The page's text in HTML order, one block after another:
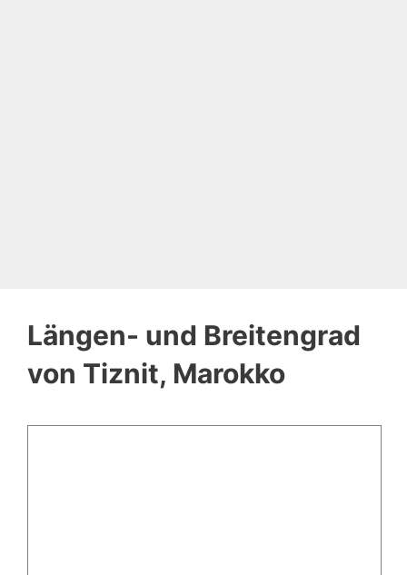
Längen- und Breitengrad
von Tiznit, Marokko